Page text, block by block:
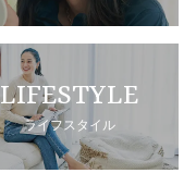
LIFESTYLE
ライフスタイル